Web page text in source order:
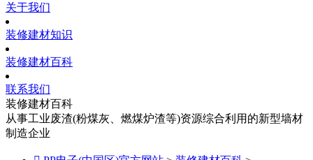
关于我们
装修建材知识
装修建材百科
联系我们
装修建材百科
从事工业废渣(粉煤灰、燃煤炉渣等)资源综合利用的新型墙材
制造企业